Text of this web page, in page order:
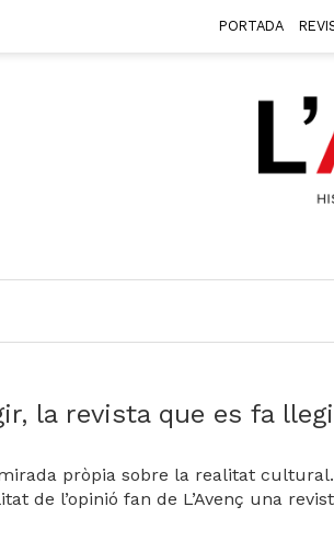
PORTADA
la revista que es fa
mirada pròpia sobre la realitat
de l’opinió fan de L’Avenç una